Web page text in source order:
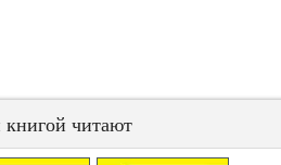
читают